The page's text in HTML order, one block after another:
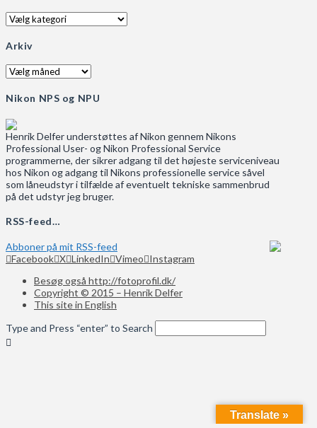
Kategorier
Arkiv
Arkiv
Nikon NPS og NPU
Henrik Delfer understøttes af Nikon gennem Nikons
Professional User- og Nikon Professional Service
programmerne, der sikrer adgang til det højeste serviceniveau
hos Nikon og adgang til Nikons professionelle service såvel
som låneudstyr i tilfælde af eventuelt tekniske sammenbrud
på det udstyr jeg bruger.
RSS-feed…
Abboner på mit RSS-feed
Facebook X LinkedIn Vimeo Instagram
Besøg også http://fotoprofil.dk/
Copyright © 2015 – Henrik Delfer
This site in English
Type and Press “enter” to Search
Translate »